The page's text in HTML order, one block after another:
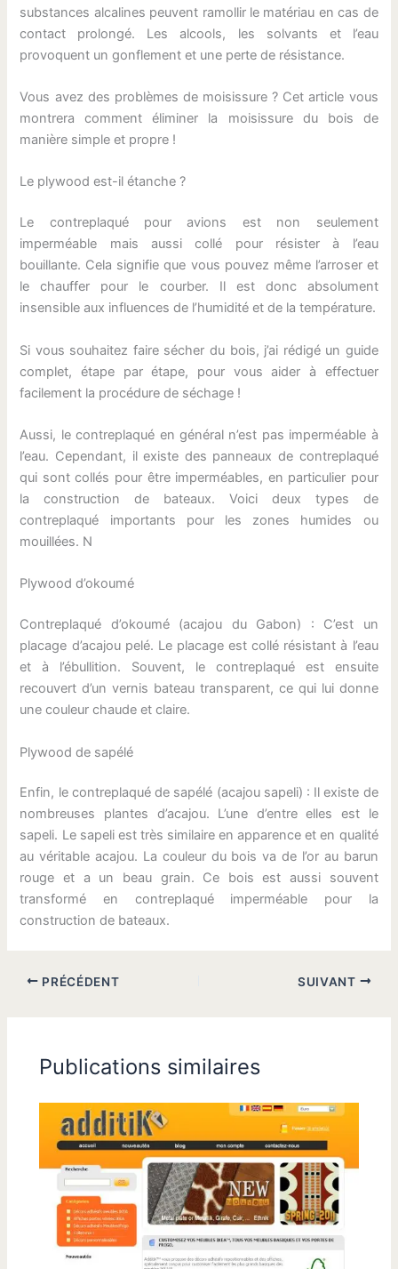
substances alcalines peuvent ramollir le matériau en cas de
contact prolongé. Les alcools, les solvants et l’eau
provoquent un gonflement et une perte de résistance.
Vous avez des problèmes de moisissure ? Cet article vous
montrera comment éliminer la moisissure du bois de
manière simple et propre !
Le plywood est-il étanche ?
Le contreplaqué pour avions est non seulement
imperméable mais aussi collé pour résister à l’eau
bouillante. Cela signifie que vous pouvez même l’arroser et
le chauffer pour le courber. Il est donc absolument
insensible aux influences de l’humidité et de la température.
Si vous souhaitez faire sécher du bois, j’ai rédigé un guide
complet, étape par étape, pour vous aider à effectuer
facilement la procédure de séchage !
Aussi, le contreplaqué en général n’est pas imperméable à
l’eau. Cependant, il existe des panneaux de contreplaqué
qui sont collés pour être imperméables, en particulier pour
la construction de bateaux. Voici deux types de
contreplaqué importants pour les zones humides ou
mouillées. N
Plywood d’okoumé
Contreplaqué d’okoumé (acajou du Gabon) : C’est un
placage d’acajou pelé. Le placage est collé résistant à l’eau
et à l’ébullition. Souvent, le contreplaqué est ensuite
recouvert d’un vernis bateau transparent, ce qui lui donne
une couleur chaude et claire.
Plywood de sapélé
Enfin, le contreplaqué de sapélé (acajou sapeli) : Il existe de
nombreuses plantes d’acajou. L’une d’entre elles est le
sapeli. Le sapeli est très similaire en apparence et en qualité
au véritable acajou. La couleur du bois va de l’or au barun
rouge et a un beau grain. Ce bois est aussi souvent
transformé en contreplaqué imperméable pour la
construction de bateaux.
PRÉCÉDENT SUIVANT
Publications similaires